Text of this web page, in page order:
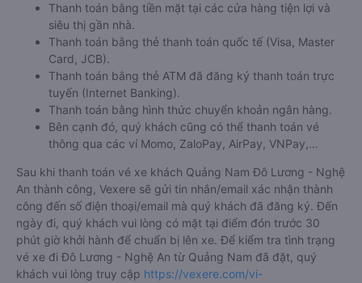
Thanh toán bằng tiền mặt tại các cửa hàng tiện lợi và
siêu thị gần nhà.
Thanh toán bằng thẻ thanh toán quốc tế (Visa, Master
Card, JCB).
Thanh toán bằng thẻ ATM đã đăng ký thanh toán trực
tuyến (Internet Banking).
Thanh toán bằng hình thức chuyển khoản ngân hàng.
Bên cạnh đó, quý khách cũng có thể thanh toán vé
thông qua các ví Momo, ZaloPay, AirPay, VNPay,…
Sau khi thanh toán vé xe khách Quảng Nam Đô Lương - Nghệ
An thành công, Vexere sẽ gửi tin nhắn/email xác nhận thành
công đến số điện thoại/email mà quý khách đã đăng ký. Đến
ngày đi, quý khách vui lòng có mặt tại điểm đón trước 30
phút giờ khởi hành để chuẩn bị lên xe. Để kiểm tra tình trạng
vé xe đi Đô Lương - Nghệ An từ Quảng Nam đã đặt, quý
khách vui lòng truy cập https://vexere.com/vi-